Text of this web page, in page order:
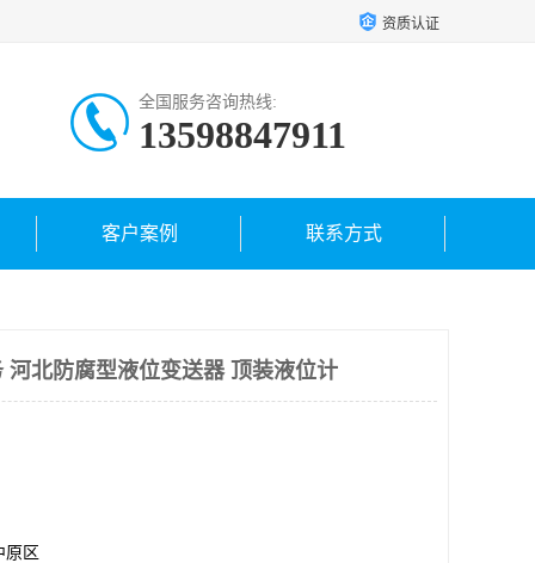
资质认证
全国服务咨询热线:
13598847911
客户案例 联系方式
河北防腐型液位变送器 顶装液位计
原区